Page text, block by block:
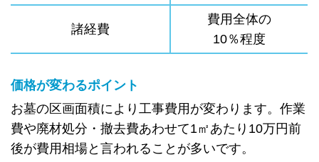
諸経費
費用全体の
10％程度
価格が変わるポイント
お墓の区画面積により工事費用が変わります。作業
費や廃材処分・撤去費あわせて1㎡あたり10万円前
後が費用相場と言われることが多いです。